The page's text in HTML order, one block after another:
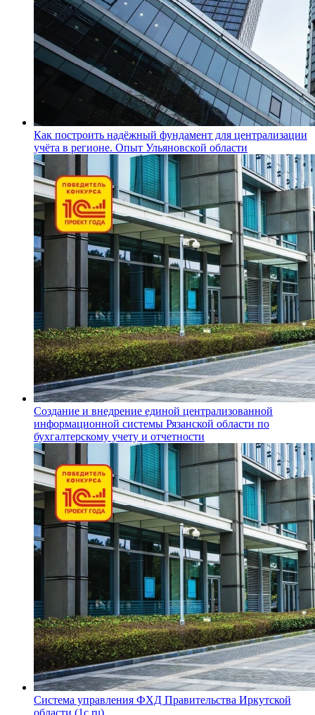
Как построить надёжный фундамент для централизации
учёта в регионе. Опыт Ульяновской области
Создание и внедрение единой централизованной
информационной системы Рязанской области по
бухгалтерскому учету и отчетности
Система управления ФХД Правительства Иркутской